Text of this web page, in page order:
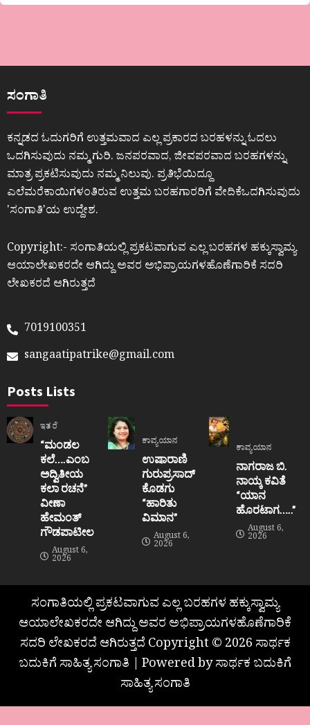
ಸಂಗಾತಿ
ಕನ್ನಡದ ಓದುಗರಿಗೆ ಉತ್ತಮವಾದ ಎಲ್ಲ ಪ್ರಕಾರದ ಬರಹಳನ್ನು ಓದಲು
ಒದಗಿಸುವುದು ನಮ್ಮ ಗುರಿ. ಜನಪರವಾದ, ಜೀವಪರವಾದ ಬರಹಗಳನ್ನು
ಮಾತ್ರ ಪ್ರಕಟಿಸುವುದು ನಮ್ಮ ನಿಲುವು. ಪ್ರತಿಭೆಯಿದ್ದೂ
ಎಲೆಮರೆಕಾಯಿಗಳಂತಿರುವ ಉತ್ತಮ ಬರಹಗಾರರಿಗೆ ವೇದಿಕೆಒದಗಿಸುವುದು
ʼಸಂಗಾತಿʼಯ ಉದ್ದೇಶ.
Copyright:- ಸಂಗಾತಿಯಲ್ಲಿ ಪ್ರಕಟವಾಗುವ ಎಲ್ಲ ಬರಹಗಳ ಹಕ್ಕುಸ್ವಾಮ್ಯ
ಆಯಾಲೇಖಕರದೇ ಆಗಿದ್ದು ಅವರ ಅಭಿಪ್ರಾಯಗಳಹೊಣೆಗಾರಿಕೆ ಸದರಿ
ಲೇಖಕರದೆ ಆಗಿರುತ್ತದೆ
7019100351
sangaatipatrike@gmail.com
Posts Lists
ಇತರೆ
“ಮಂಡಲ
ಕಲೆ….ಎಂಬ
ಅದ್ವಿತೀಯ
ಕಲಾ ರಚನೆ”‌
ವೀಣಾ
ಹೇಮಂತ್‌
ಗೌಡಪಾಟೀಲ
August 6,
2026
ಕಾವ್ಯಯಾನ
ಉಷಾರಾಣಿ
ಗುರುಪ್ರಸಾದ್
ಕೊಡಗು
“ಹಾರಿತು
ವಿಮಾನ”
August 6,
2026
ಕಾವ್ಯಯಾನ
ನಾಗರಾಜ ಬಿ.
ನಾಯ್ಕ ಕವಿತೆ
“ಯಾನ
ಹೊರಟಾಗ…..”
August 6,
2026
ಸಂಗಾತಿಯಲ್ಲಿ ಪ್ರಕಟವಾಗುವ ಎಲ್ಲ ಬರಹಗಳ ಹಕ್ಕುಸ್ವಾಮ್ಯ
ಆಯಾಲೇಖಕರದೇ ಆಗಿದ್ದು ಅವರ ಅಭಿಪ್ರಾಯಗಳಹೊಣೆಗಾರಿಕೆ
ಸದರಿ ಲೇಖಕರದೆ ಆಗಿರುತ್ತದೆ Copyright © 2026 ಸಾರ್ಥಕ
ಬದುಕಿಗೆ ಸಾಹಿತ್ಯ ಸಂಗಾತಿ | Powered by ಸಾರ್ಥಕ ಬದುಕಿಗೆ
ಸಾಹಿತ್ಯ ಸಂಗಾತಿ